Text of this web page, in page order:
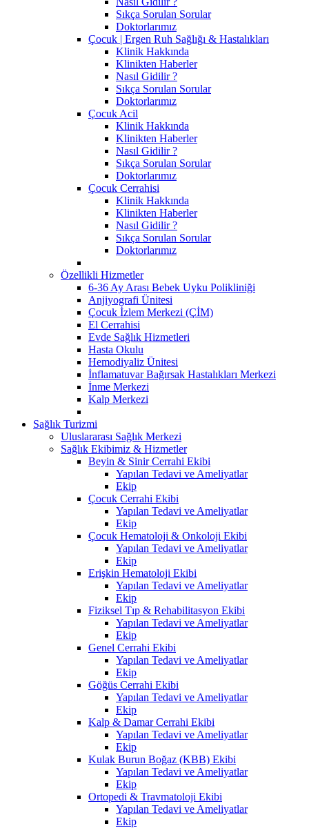
Sıkça Sorulan Sorular
Doktorlarımız
Çocuk | Ergen Ruh Sağlığı & Hastalıkları
Klinik Hakkında
Klinikten Haberler
Nasıl Gidilir ?
Sıkça Sorulan Sorular
Doktorlarımız
Çocuk Acil
Klinik Hakkında
Klinikten Haberler
Nasıl Gidilir ?
Sıkça Sorulan Sorular
Doktorlarımız
Çocuk Cerrahisi
Klinik Hakkında
Klinikten Haberler
Nasıl Gidilir ?
Sıkça Sorulan Sorular
Doktorlarımız
Özellikli Hizmetler
6-36 Ay Arası Bebek Uyku Polikliniği
Anjiyografi Ünitesi
Çocuk İzlem Merkezi (ÇİM)
El Cerrahisi
Evde Sağlık Hizmetleri
Hasta Okulu
Hemodiyaliz Ünitesi
İnflamatuvar Bağırsak Hastalıkları Merkezi
İnme Merkezi
Kalp Merkezi
Sağlık Turizmi
Uluslararası Sağlık Merkezi
Sağlık Ekibimiz & Hizmetler
Beyin & Sinir Cerrahi Ekibi
Yapılan Tedavi ve Ameliyatlar
Ekip
Çocuk Cerrahi Ekibi
Yapılan Tedavi ve Ameliyatlar
Ekip
Çocuk Hematoloji & Onkoloji Ekibi
Yapılan Tedavi ve Ameliyatlar
Ekip
Erişkin Hematoloji Ekibi
Yapılan Tedavi ve Ameliyatlar
Ekip
Fiziksel Tıp & Rehabilitasyon Ekibi
Yapılan Tedavi ve Ameliyatlar
Ekip
Genel Cerrahi Ekibi
Yapılan Tedavi ve Ameliyatlar
Ekip
Göğüs Cerrahi Ekibi
Yapılan Tedavi ve Ameliyatlar
Ekip
Kalp & Damar Cerrahi Ekibi
Yapılan Tedavi ve Ameliyatlar
Ekip
Kulak Burun Boğaz (KBB) Ekibi
Yapılan Tedavi ve Ameliyatlar
Ekip
Ortopedi & Travmatoloji Ekibi
Yapılan Tedavi ve Ameliyatlar
Ekip